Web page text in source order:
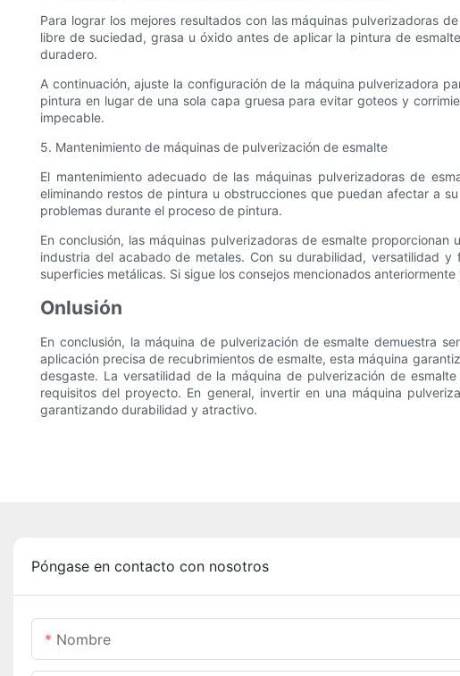
Para lograr los mejores resultados con las máquinas pulverizadoras
libre de suciedad, grasa u óxido antes de aplicar la pintura de
duradero.
A continuación, ajuste la configuración de la máquina pulverizadora
pintura en lugar de una sola capa gruesa para evitar goteos y
impecable.
5. Mantenimiento de máquinas de pulverización de esmalte
El mantenimiento adecuado de las máquinas pulverizadoras de
eliminando restos de pintura u obstrucciones que puedan afectar a
problemas durante el proceso de pintura.
En conclusión, las máquinas pulverizadoras de esmalte
industria del acabado de metales. Con su durabilidad, versatilidad
superficies metálicas. Si sigue los consejos mencionados
Onlusión
En conclusión, la máquina de pulverización de esmalte demuestra
aplicación precisa de recubrimientos de esmalte, esta máquina
desgaste. La versatilidad de la máquina de pulverización de
requisitos del proyecto. En general, invertir en una máquina
garantizando durabilidad y atractivo.
Póngase en contacto con nosotros
Nombre